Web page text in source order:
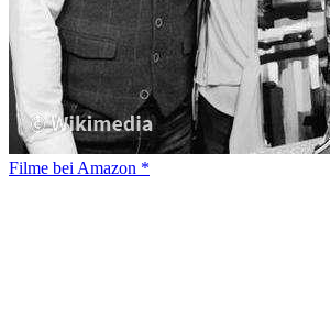
Filme bei Amazon *